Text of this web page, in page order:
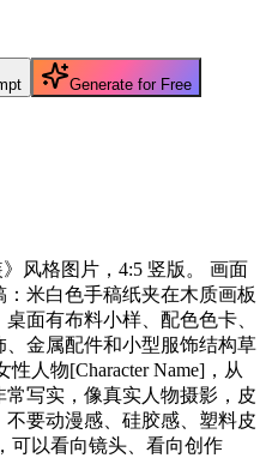
Generate for Free
风格图片，4:5 竖版。 画面
米白色手稿纸夹在木质画板
面有布料小样、配色色卡、
金属配件和小型服饰结构草
人物[Character Name]，从
写实，像真实人物摄影，皮
要动漫感、硅胶感、塑料皮
可以看向镜头、看向创作